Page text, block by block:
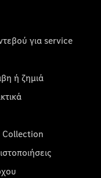
για service
ή ζημιά
Collection